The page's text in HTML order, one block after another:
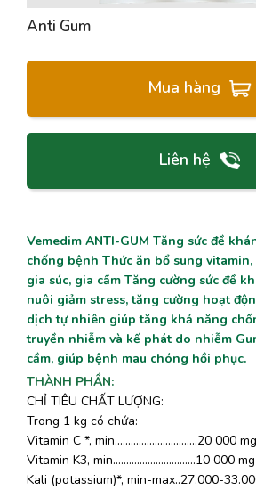
Anti Gum
Mua hàng
Liên hệ
Vemedim ANTI-GUM Tăng sức đề
chống bệnh Thức ăn bổ sung
gia súc, gia cầm Tăng cường sức đề
nuôi giảm stress, tăng cường hoạt
dịch tự nhiên giúp tăng khả năng
truyền nhiễm và kế phát do nhiễm
cầm, giúp bệnh mau chóng hồi phục.
THÀNH PHẦN:
CHỈ TIÊU CHẤT LƯỢNG:
Trong 1 kg có chứa:
Vitamin C *, min...............................20 000 mg
Vitamin K3, min...............................10 000 mg
Kali (potassium)*, min-max..27.000-